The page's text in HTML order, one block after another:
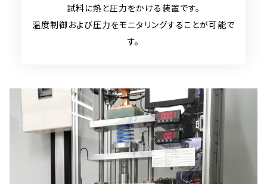
試料に熱と圧力をかける装置です。
温度制御および圧力をモニタリングすることが可能で
す。